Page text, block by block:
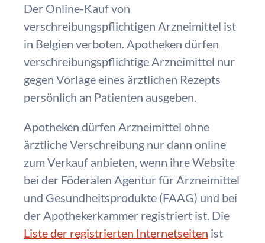
Der Online-Kauf von
verschreibungspflichtigen Arzneimittel ist
in Belgien verboten. Apotheken dürfen
verschreibungspflichtige Arzneimittel nur
gegen Vorlage eines ärztlichen Rezepts
persönlich an Patienten ausgeben.
Apotheken dürfen Arzneimittel ohne
ärztliche Verschreibung nur dann online
zum Verkauf anbieten, wenn ihre Website
bei der Föderalen Agentur für Arzneimittel
und Gesundheitsprodukte (FAAG) und bei
der Apothekerkammer registriert ist. Die
Liste der registrierten Internetseiten ist